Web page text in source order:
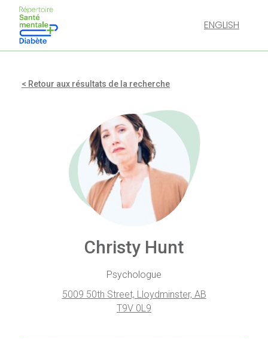
ENGLISH
< Retour aux résultats de la recherche
Christy Hunt
Psychologue
5009 50th Street, Lloydminster, AB
T9V 0L9